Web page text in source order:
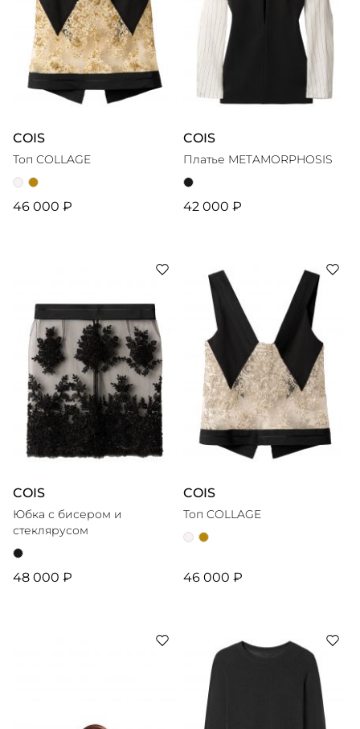
COIS
Топ COLLAGE
46 000 ₽
COIS
Платье METAMORPHOSIS
42 000 ₽
COIS
Юбка с бисером и
стеклярусом
48 000 ₽
COIS
Топ COLLAGE
46 000 ₽